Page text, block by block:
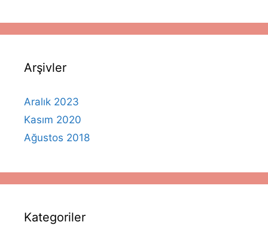
Arşivler
Aralık 2023
Kasım 2020
Ağustos 2018
Kategoriler